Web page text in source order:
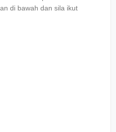
di bawah dan sila ikut